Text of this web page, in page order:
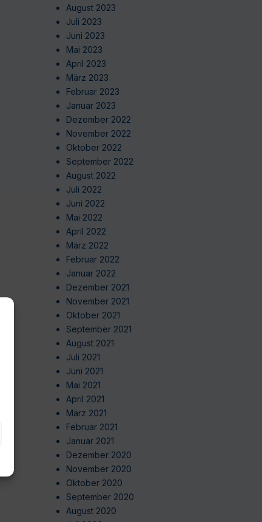
August 2023
Juli 2023
Juni 2023
Mai 2023
April 2023
März 2023
Februar 2023
Januar 2023
Dezember 2022
November 2022
Oktober 2022
September 2022
August 2022
Juli 2022
Juni 2022
Mai 2022
April 2022
März 2022
Februar 2022
Januar 2022
Dezember 2021
November 2021
Oktober 2021
September 2021
August 2021
Juli 2021
Juni 2021
Mai 2021
April 2021
März 2021
Februar 2021
Januar 2021
Dezember 2020
November 2020
Oktober 2020
September 2020
August 2020